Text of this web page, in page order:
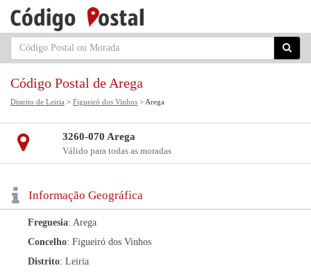
Código Postal de Arega
Distrito de Leiria > Figueiró dos Vinhos > Arega
3260-070 Arega
Válido para todas as moradas
Informação Geográfica
Freguesia: Arega
Concelho: Figueiró dos Vinhos
Distrito: Leiria